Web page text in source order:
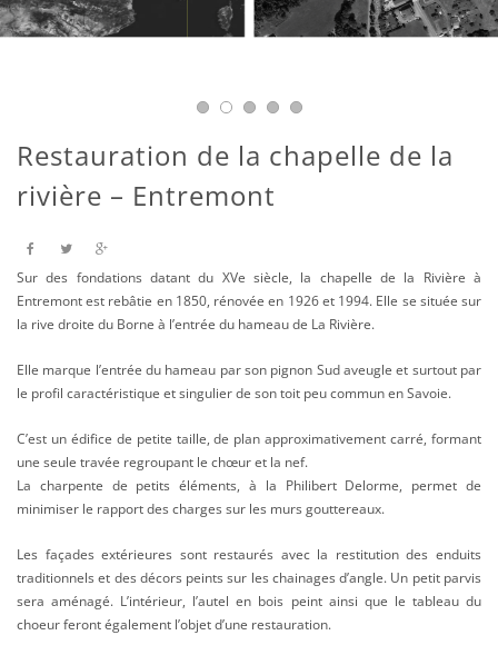
Restauration de la chapelle de la
rivière – Entremont
Sur des fondations datant du XVe siècle, la chapelle de la Rivière à
Entremont est rebâtie en 1850, rénovée en 1926 et 1994. Elle se située sur
la rive droite du Borne à l’entrée du hameau de La Rivière.
Elle marque l’entrée du hameau par son pignon Sud aveugle et surtout par
le profil caractéristique et singulier de son toit peu commun en Savoie.
C’est un édifice de petite taille, de plan approximativement carré, formant
une seule travée regroupant le chœur et la nef.
La charpente de petits éléments, à la Philibert Delorme, permet de
minimiser le rapport des charges sur les murs gouttereaux.
Les façades extérieures sont restaurés avec la restitution des enduits
traditionnels et des décors peints sur les chainages d’angle. Un petit parvis
sera aménagé. L’intérieur, l’autel en bois peint ainsi que le tableau du
choeur feront également l’objet d’une restauration.